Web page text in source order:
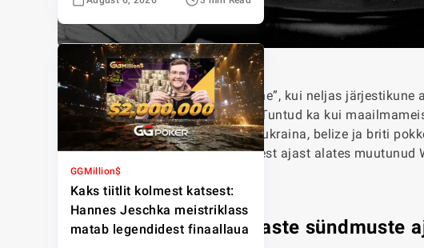
“`html
2011. aastal jätkus “November Nine”, kui neljas
pokkeriturniiri,WSOP põhiturniiri. Tuntud ka kui
finaallauas olid saksa, tšehhi, iiri, ukraina, belize ja briti
lõpuks mängija riigist, mis on sellest ajast alates muutunud
Esialgne draama varajaste sündmuste
GGMillion$
Kaks tiitlit kolmest katsest:
Hannes Jeschka meistriklass
matab legendidest finaallaua